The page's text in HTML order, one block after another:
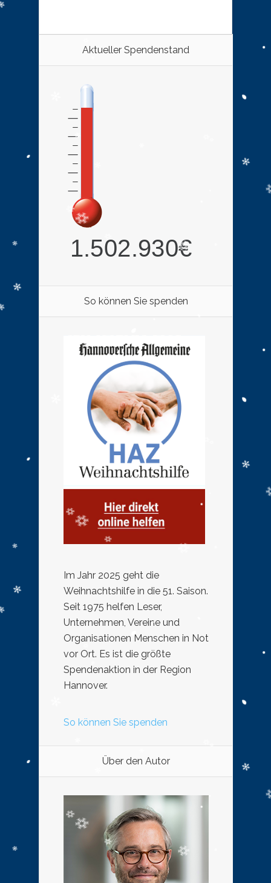
Aktueller Spendenstand
So können Sie spenden
Im Jahr 2025 geht die
Weihnachtshilfe in die 51. Saison.
Seit 1975 helfen Leser,
Unternehmen, Vereine und
Organisationen Menschen in Not
vor Ort. Es ist die größte
Spendenaktion in der Region
Hannover.
So können Sie spenden
Über den Autor